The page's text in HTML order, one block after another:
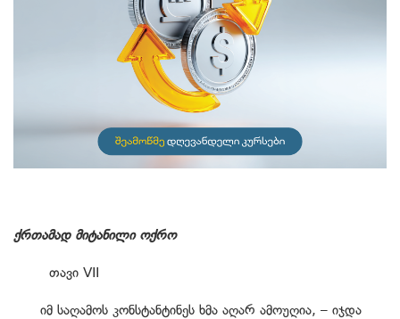
ქრთამად მიტანილი ოქრო
თავი VII
იმ საღამოს კონსტანტინეს ხმა აღარ ამოუღია, – იჯდა